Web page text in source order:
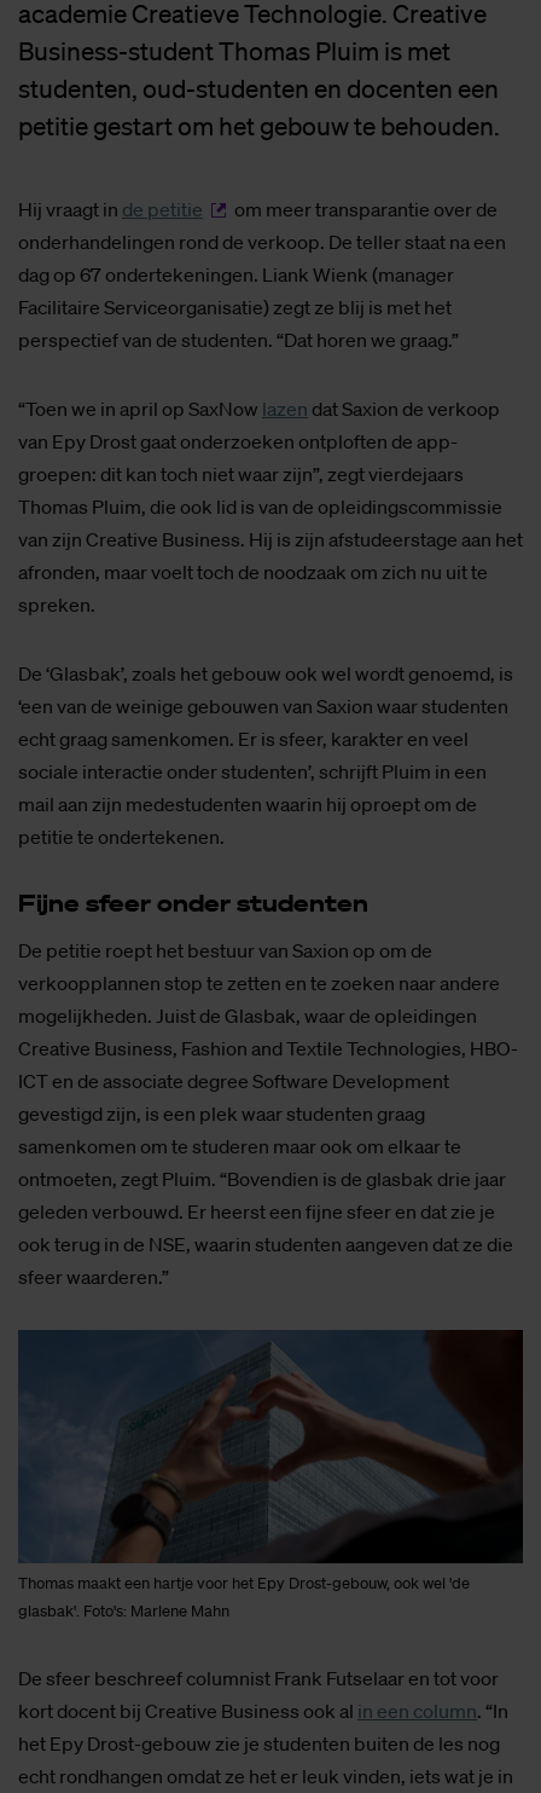
academie Creatieve Technologie. Creative
Business-student Thomas Pluim is met
studenten, oud-studenten en docenten een
petitie gestart om het gebouw te behouden.
Hij vraagt in de petitie
om meer transparantie over de
onderhandelingen rond de verkoop. De teller staat na een
dag op 67 ondertekeningen. Liank Wienk (manager
Facilitaire Serviceorganisatie) zegt ze blij is met het
perspectief van de studenten. “Dat horen we graag.”
“Toen we in april op SaxNow lazen dat Saxion de verkoop
van Epy Drost gaat onderzoeken ontploften de app-
groepen: dit kan toch niet waar zijn”, zegt vierdejaars
Thomas Pluim, die ook lid is van de opleidingscommissie
van zijn Creative Business. Hij is zijn afstudeerstage aan het
afronden, maar voelt toch de noodzaak om zich nu uit te
spreken.
De ‘Glasbak’, zoals het gebouw ook wel wordt genoemd, is
‘een van de weinige gebouwen van Saxion waar studenten
echt graag samenkomen. Er is sfeer, karakter en veel
sociale interactie onder studenten’, schrijft Pluim in een
mail aan zijn medestudenten waarin hij oproept om de
petitie te ondertekenen.
Fij­ne sfeer on­der stu­den­ten
De petitie roept het bestuur van Saxion op om de
verkoopplannen stop te zetten en te zoeken naar andere
mogelijkheden. Juist de Glasbak, waar de opleidingen
Creative Business, Fashion and Textile Technologies, HBO-
ICT en de associate degree Software Development
gevestigd zijn, is een plek waar studenten graag
samenkomen om te studeren maar ook om elkaar te
ontmoeten, zegt Pluim. “Bovendien is de glasbak drie jaar
geleden verbouwd. Er heerst een fijne sfeer en dat zie je
ook terug in de NSE, waarin studenten aangeven dat ze die
sfeer waarderen.”
Thomas maakt een hartje voor het Epy Drost-gebouw, ook wel 'de
glasbak'. Foto's: Marlene Mahn
De sfeer beschreef columnist Frank Futselaar en tot voor
kort docent bij Creative Business ook al in een column. “In
het Epy Drost-gebouw zie je studenten buiten de les nog
echt rondhangen omdat ze het er leuk vinden, iets wat je in